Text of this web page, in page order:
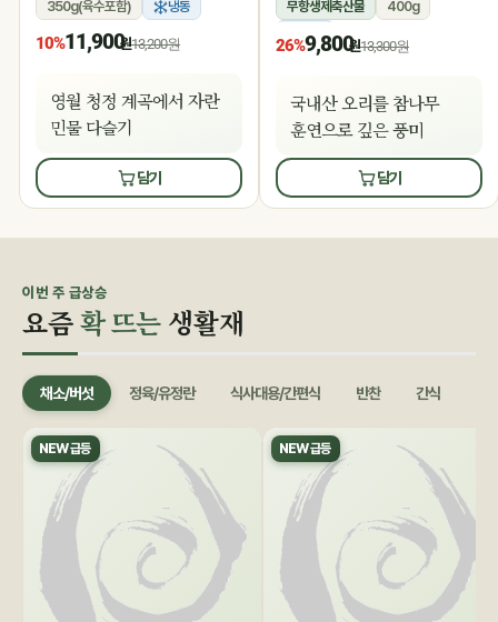
350g(육수포함) 냉동
10%11,900원13,200원
영월 청정 계곡에서 자란
민물 다슬기
담기
무항생제축산물
400g
냉동
26%9,800원13,300원
국내산 오리를 참나무
훈연으로 깊은 풍미
담기
이번 주 급상승
요즘확 뜨는생활재
채소/버섯 정육/유정란 식사대용/간편식 반찬 간식
NEW 급등 NEW 급등